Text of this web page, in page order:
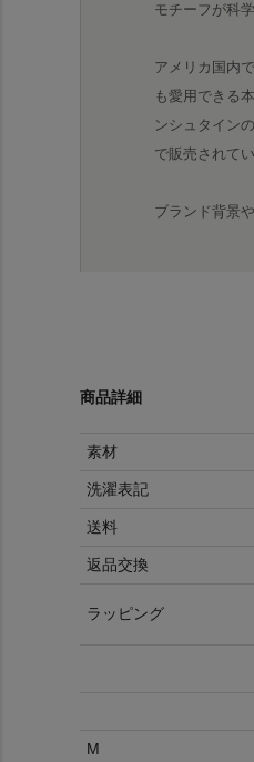
モチーフが科
アメリカ国内
も愛用できる
ンシュタイン
で販売されて
ブランド背景
商品詳細
素材
洗濯表記
送料
返品交換
ラッピング
M